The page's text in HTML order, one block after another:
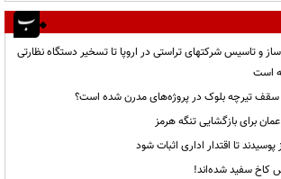
و تاسیس شرکتهای تراستی در اروپا تا تسخیر دستگاه نظارتی
است
سقف تیرچه بلوک در پروژه‌های مدرن شده است؟
برای بازگشایی تنگه هرمز
تا اقتدار اداری اثبات شود
کاخ سفید شده‌اند!